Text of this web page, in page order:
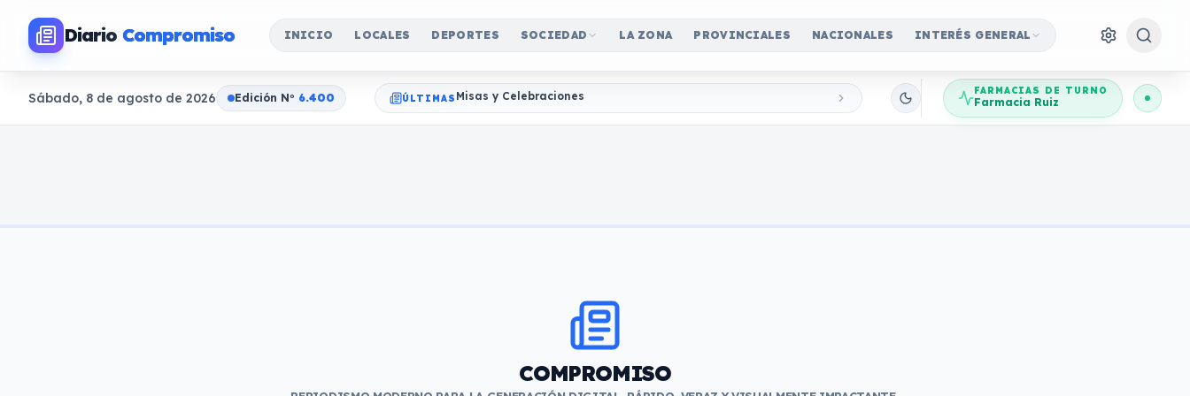
Diario Compromiso INICIO LOCALES DEPORTES SOCIEDAD LA ZONA PROVINCIALES NACIONALES INTERÉS GENERAL
Sábado, 8 de agosto de 2026 Edición No 6.400 ÚLTIMAS Misas y Celebraciones FARMACIAS DE TURNO
Farmacia Ruiz
COMPROMISO